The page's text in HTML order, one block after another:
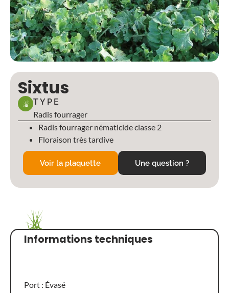
Sixtus
TYPE
Radis fourrager
Radis fourrager nématicide classe 2
Floraison très tardive
Voir la plaquette Une question ?
Informations techniques
Port : Évasé